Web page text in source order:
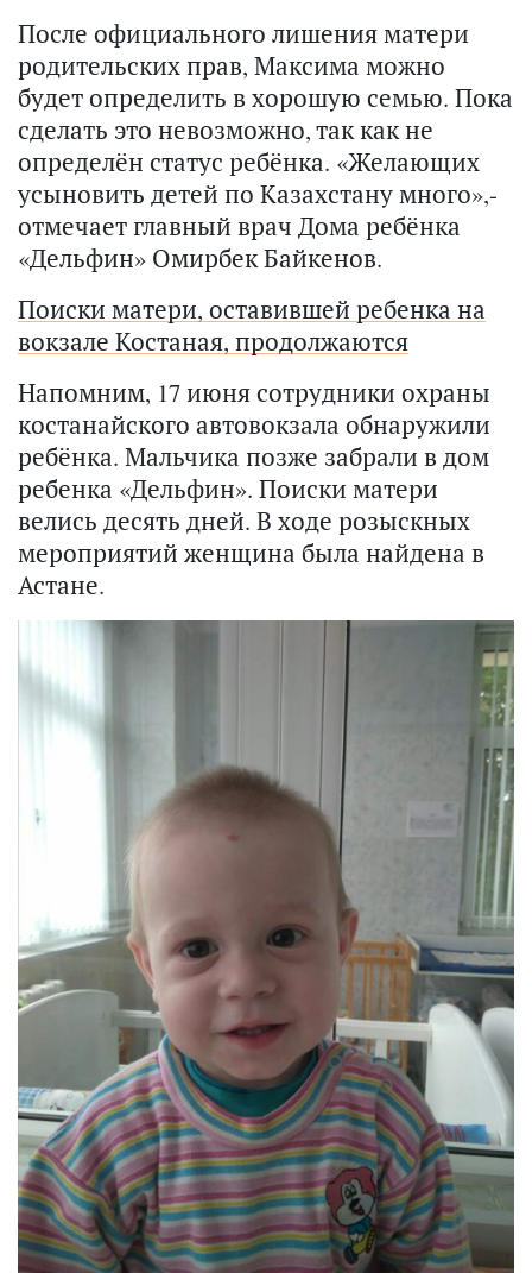
После официального лишения матери
родительских прав, Максима можно
будет определить в хорошую семью. Пока
сделать это невозможно, так как не
определён статус ребёнка. «Желающих
усыновить детей по Казахстану много»,-
отмечает главный врач Дома ребёнка
«Дельфин» Омирбек Байкенов.
Поиски матери, оставившей ребенка на
вокзале Костаная, продолжаются
Напомним, 17 июня сотрудники охраны
костанайского автовокзала обнаружили
ребёнка. Мальчика позже забрали в дом
ребенка «Дельфин». Поиски матери
велись десять дней. В ходе розыскных
мероприятий женщина была найдена в
Астане.